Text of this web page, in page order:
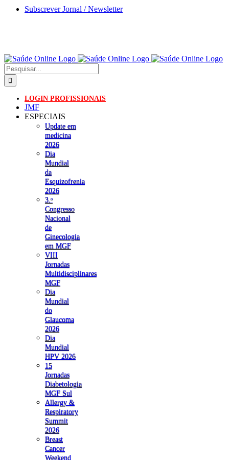
Skip
Subscrever Jornal / Newsletter
Pesquisar
LOGIN PROFISSIONAIS
JMF
ESPECIAIS
Update em
medicina
2026
Dia
Mundial
da
Esquizofrenia
2026
3.ᵒ
Congresso
Nacional
de
Ginecologia
em MGF
VIII
Jornadas
Multidisciplinares
MGF
Dia
Mundial
do
Glaucoma
2026
Dia
Mundial
HPV 2026
15
Jornadas
Diabetologia
MGF Sul
Allergy &
Respiratory
Summit
2026
Breast
Cancer
Weekend